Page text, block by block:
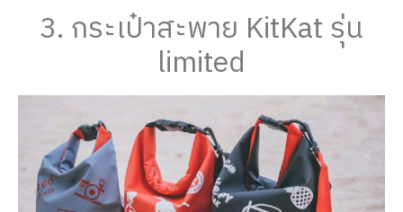
3. กระเป๋าสะพาย KitKat รุ่น
limited